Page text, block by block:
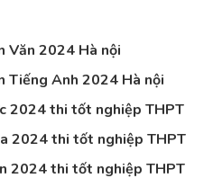
Văn 2024 Hà nội
Tiếng Anh 2024 Hà nội
2024 thi tốt nghiệp THPT
2024 thi tốt nghiệp THPT
2024 thi tốt nghiệp THPT